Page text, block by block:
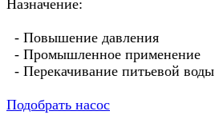
Назначение:
- Повышение давления
- Промышленное применение
- Перекачивание питьевой воды
Подобрать насос